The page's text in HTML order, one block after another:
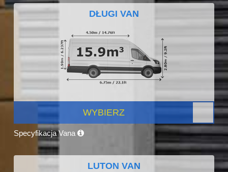
DŁUGI VAN
WYBIERZ
Specyfikacja Vana
LUTON VAN